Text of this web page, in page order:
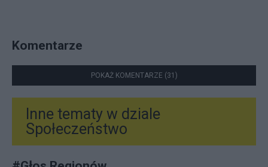
Komentarze
POKAŻ KOMENTARZE (31)
Inne tematy w dziale
Społeczeństwo